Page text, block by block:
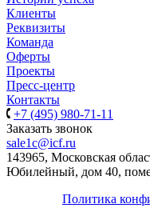
Клиенты
Реквизиты
Команда
Оферты
Проекты
Пресс-центр
Контакты
+7 (495) 980-71-11
Заказать звонок
sale1c@icf.ru
143965, Московская
Юбилейный, дом 40,
Политика